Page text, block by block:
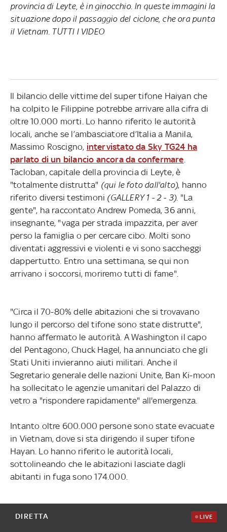
provincia di Leyte, è in ginocchio. In queste immagini la
situazione dopo il passaggio del ciclone, che ora punta
il Vietnam. TUTTI I VIDEO
Il bilancio delle vittime del super tifone Haiyan che
ha colpito le Filippine potrebbe arrivare alla cifra di
oltre 10.000 morti. Lo hanno riferito le autorità
locali, anche se l’ambasciatore d’Italia a Manila,
Massimo Roscigno, intervistato da Sky TG24 ha
parlato di un bilancio ancora da confermare
Tacloban, capitale della provincia di Leyte, è
"totalmente distrutta" (qui le foto dall'alto), hanno
riferito diversi testimoni (GALLERY 1 - 2 - 3). "La
gente", ha raccontato Andrew Pomeda, 36 anni,
insegnante, "vaga per strada impazzita, per aver
perso la famiglia o per cercare cibo. Molti sono
diventati aggressivi e violenti e vi sono saccheggi
dappertutto. Entro una settimana, se qui non
arrivano i soccorsi, moriremo tutti di fame".
"Circa il 70-80% delle abitazioni che si trovavano
lungo il percorso del tifone sono state distrutte",
hanno affermato le autorità. A Washington il capo
del Pentagono, Chuck Hagel, ha annunciato che gli
Stati Uniti invieranno aiuti militari. Anche il
Segretario generale delle nazioni Unite, Ban Ki-moon
ha sollecitato le agenzie umanitari del Palazzo di
vetro a "rispondere rapidamente" all'emergenza.
Intanto oltre 600.000 persone sono state evacuate
in Vietnam, dove si sta dirigendo il super tifone
Hayan. Lo hanno riferito le autorità locali,
sottolineando che le abitazioni lasciate dagli
abitanti in fuga sono 174.000.
DIRETTA LIVE